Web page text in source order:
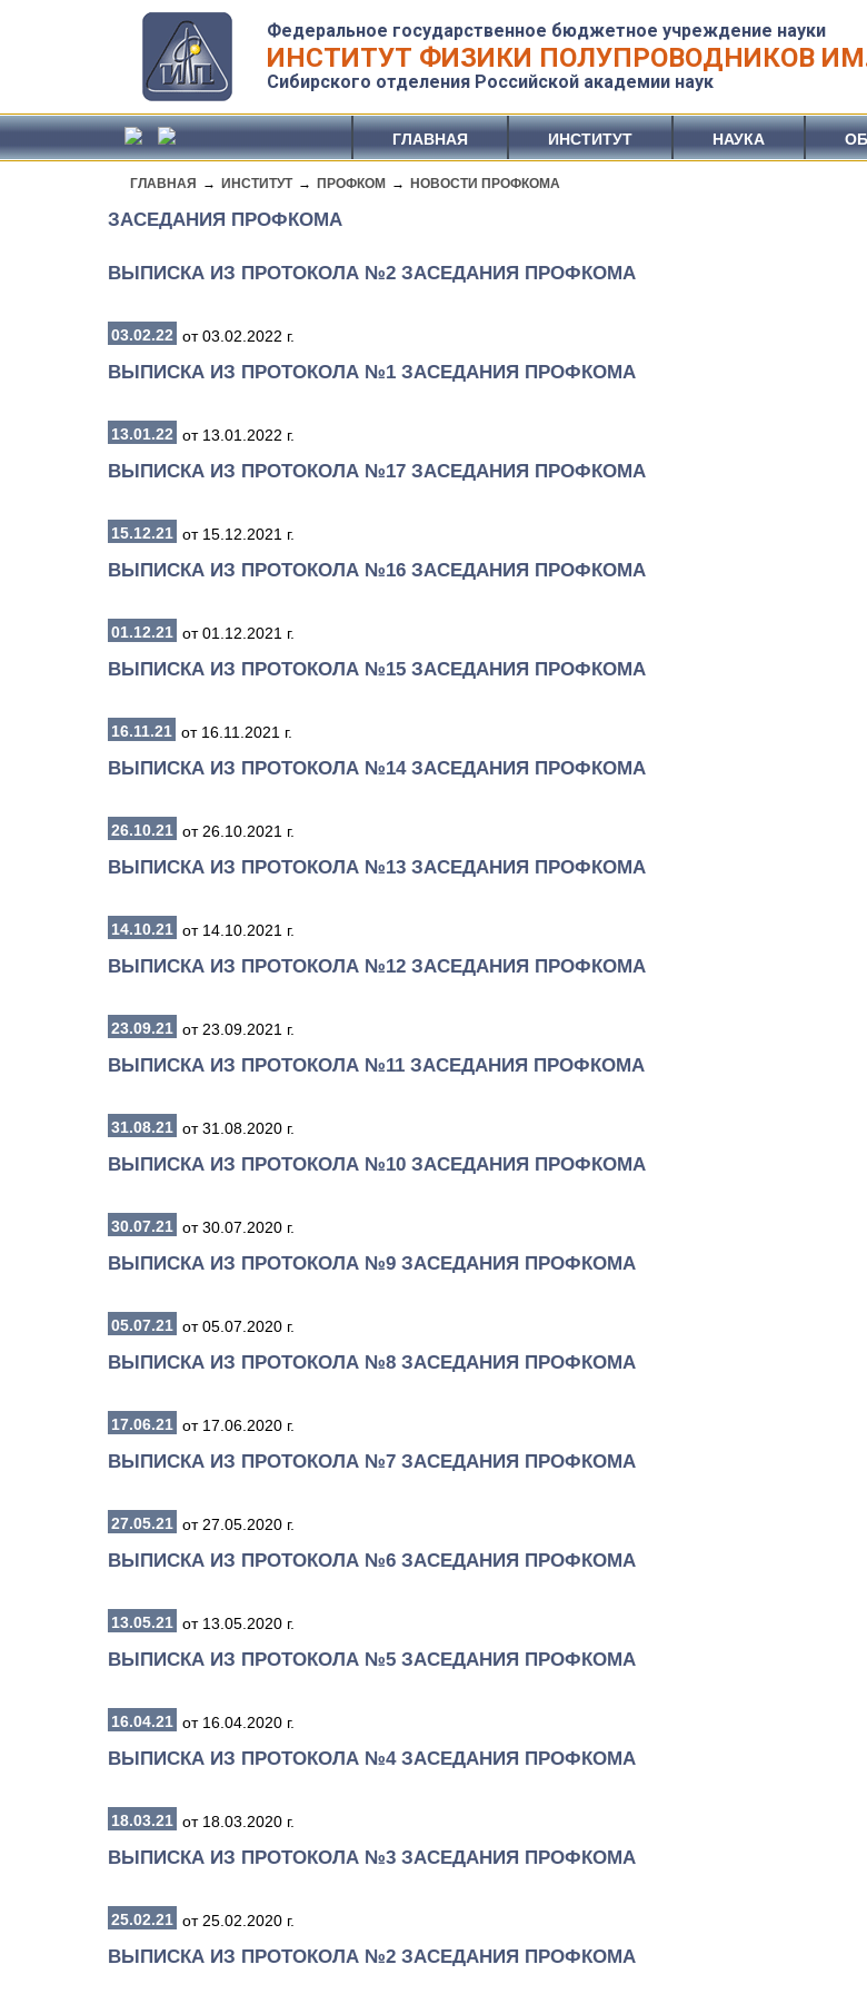
Федеральное государственное бюджетное учреждение науки
ИНСТИТУТ ФИЗИКИ ПОЛУПРОВОДНИКОВ
Сибирского отделения Российской академии наук
ГЛАВНАЯ ИНСТИТУТ НАУКА
ГЛАВНАЯ → ИНСТИТУТ → ПРОФКОМ → НОВОСТИ ПРОФКОМА
ЗАСЕДАНИЯ ПРОФКОМА
ВЫПИСКА ИЗ ПРОТОКОЛА №2 ЗАСЕДАНИЯ ПРОФКОМА
03.02.22 от 03.02.2022 г.
ВЫПИСКА ИЗ ПРОТОКОЛА №1 ЗАСЕДАНИЯ ПРОФКОМА
13.01.22 от 13.01.2022 г.
ВЫПИСКА ИЗ ПРОТОКОЛА №17 ЗАСЕДАНИЯ ПРОФКОМА
15.12.21 от 15.12.2021 г.
ВЫПИСКА ИЗ ПРОТОКОЛА №16 ЗАСЕДАНИЯ ПРОФКОМА
01.12.21 от 01.12.2021 г.
ВЫПИСКА ИЗ ПРОТОКОЛА №15 ЗАСЕДАНИЯ ПРОФКОМА
16.11.21 от 16.11.2021 г.
ВЫПИСКА ИЗ ПРОТОКОЛА №14 ЗАСЕДАНИЯ ПРОФКОМА
26.10.21 от 26.10.2021 г.
ВЫПИСКА ИЗ ПРОТОКОЛА №13 ЗАСЕДАНИЯ ПРОФКОМА
14.10.21 от 14.10.2021 г.
ВЫПИСКА ИЗ ПРОТОКОЛА №12 ЗАСЕДАНИЯ ПРОФКОМА
23.09.21 от 23.09.2021 г.
ВЫПИСКА ИЗ ПРОТОКОЛА №11 ЗАСЕДАНИЯ ПРОФКОМА
31.08.21 от 31.08.2020 г.
ВЫПИСКА ИЗ ПРОТОКОЛА №10 ЗАСЕДАНИЯ ПРОФКОМА
30.07.21 от 30.07.2020 г.
ВЫПИСКА ИЗ ПРОТОКОЛА №9 ЗАСЕДАНИЯ ПРОФКОМА
05.07.21 от 05.07.2020 г.
ВЫПИСКА ИЗ ПРОТОКОЛА №8 ЗАСЕДАНИЯ ПРОФКОМА
17.06.21 от 17.06.2020 г.
ВЫПИСКА ИЗ ПРОТОКОЛА №7 ЗАСЕДАНИЯ ПРОФКОМА
27.05.21 от 27.05.2020 г.
ВЫПИСКА ИЗ ПРОТОКОЛА №6 ЗАСЕДАНИЯ ПРОФКОМА
13.05.21 от 13.05.2020 г.
ВЫПИСКА ИЗ ПРОТОКОЛА №5 ЗАСЕДАНИЯ ПРОФКОМА
16.04.21 от 16.04.2020 г.
ВЫПИСКА ИЗ ПРОТОКОЛА №4 ЗАСЕДАНИЯ ПРОФКОМА
18.03.21 от 18.03.2020 г.
ВЫПИСКА ИЗ ПРОТОКОЛА №3 ЗАСЕДАНИЯ ПРОФКОМА
25.02.21 от 25.02.2020 г.
ВЫПИСКА ИЗ ПРОТОКОЛА №2 ЗАСЕДАНИЯ ПРОФКОМА